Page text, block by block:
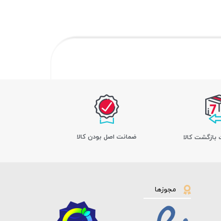
ﺿﻤﺎﻧﺖ اﺻﻞ ﺑﻮدن ﮐﺎﻟﺎ
مجوزها